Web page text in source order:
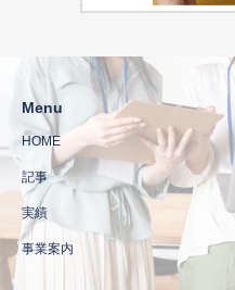
Menu
HOME
記事
実績
事業案内